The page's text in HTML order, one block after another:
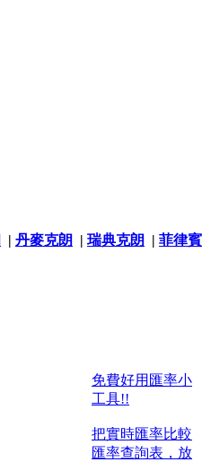
| 丹麥克朗 | 瑞典克朗 | 菲律賓
免費好用匯率小
工具!!
把實時匯率比較
匯率查詢表，放